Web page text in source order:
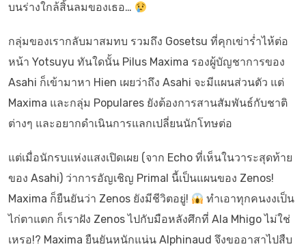
บนร่างใกล้สิ้นลมของเธอ…
กลุ่มของเรากลับมาสมทบ รวมถึง Gosetsu ที่คุกเข่าร่ำไห้ต่อ
หน้า Yotsuyu ทันใดนั้น Pilus Maxima รองผู้บัญชาการของ
Asahi ก็เข้ามาหา Hien เผยว่าถึง Asahi จะมีแผนส่วนตัว แต่
Maxima และกลุ่ม Populares ยังต้องการสานสัมพันธ์กับชาติ
ต่างๆ และอยากดำเนินการแลกเปลี่ยนนักโทษต่อ
แต่เมื่อนักรบแห่งแสงเปิดเผย (จาก Echo ที่เห็นในวาระสุดท้าย
ของ Asahi) ว่าการอัญเชิญ Primal นี้เป็นแผนของ Zenos!
Maxima ก็ยืนยันว่า Zenos ยังมีชีวิตอยู่!
ทำเอาทุกคนงงเป็น
ไก่ตาแตก ก็เราฝัง Zenos ไปกับมือหลังศึกที่ Ala Mhigo ไม่ใช่
เหรอ!? Maxima ยืนยันหนักแน่น Alphinaud จึงขออาสาไปสืบ